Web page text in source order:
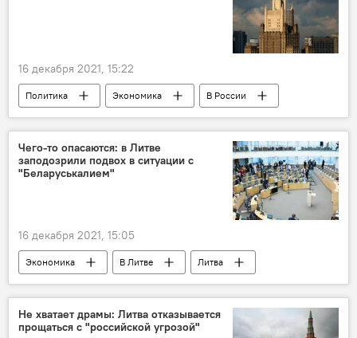
16 декабря 2021, 15:22
Политика Экономика
В России
Литва
Россия
транзит
транзит грузов
Белоруссия
Чего-то опасаются: в Литве
заподозрили подвох в ситуации с
"Беларуськалием"
16 декабря 2021, 15:05
Экономика В Литве
Литва
Сейм Литвы
транзит
транзит грузов
Белоруссия
Не хватает драмы: Литва отказывается
прощаться с "российской угрозой"